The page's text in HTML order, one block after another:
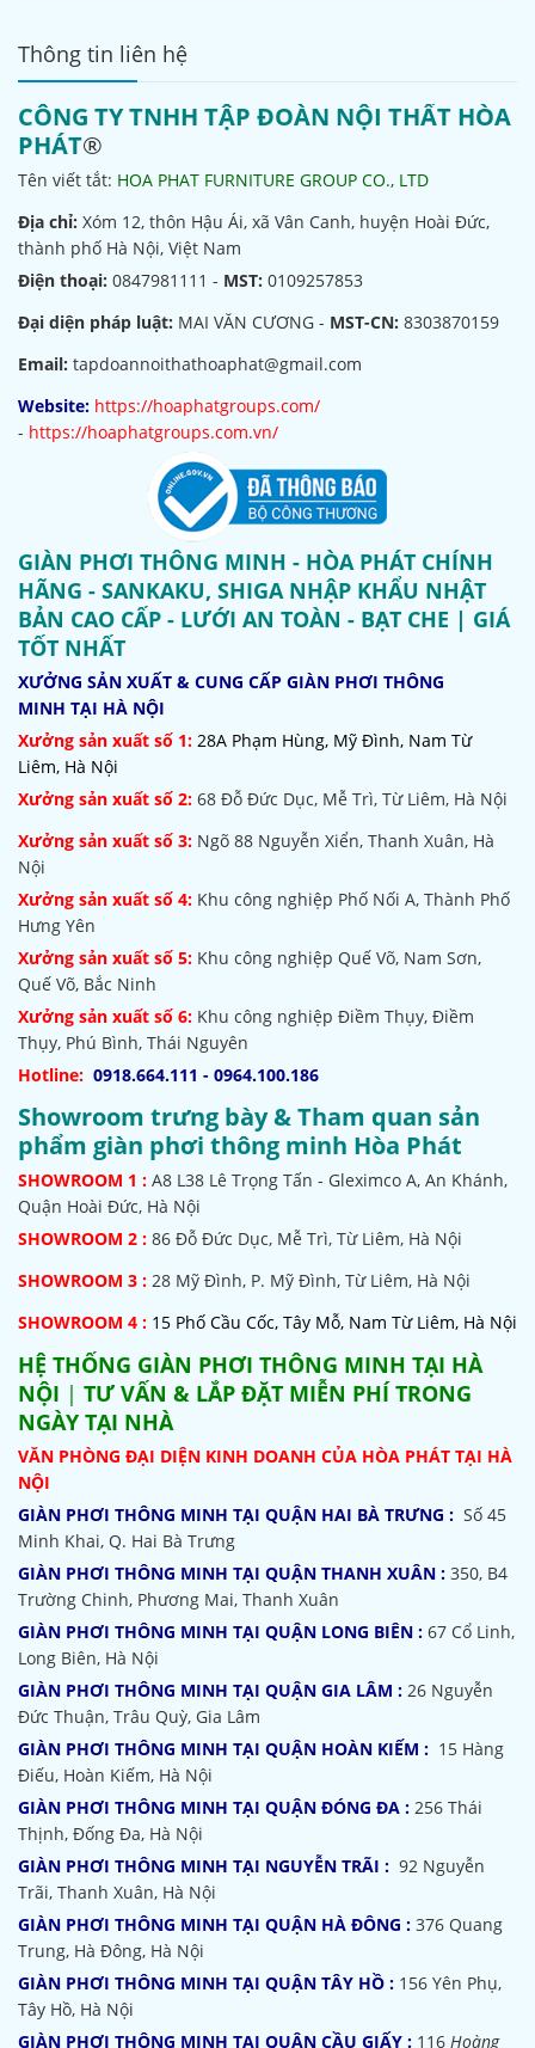
Thông tin liên hệ
CÔNG TY TNHH TẬP ĐOÀN NỘI THẤT HÒA
PHÁT®
Tên viết tắt: HOA PHAT FURNITURE GROUP CO., LTD
Địa chỉ: Xóm 12, thôn Hậu Ái, xã Vân Canh, huyện Hoài Đức,
thành phố Hà Nội, Việt Nam
Điện thoại: 0847981111 - MST: 0109257853
Đại diện pháp luật: MAI VĂN CƯƠNG - MST-CN: 8303870159
Email: tapdoannoithathoaphat@gmail.com
Website: https://hoaphatgroups.com/
- https://hoaphatgroups.com.vn/
GIÀN PHƠI THÔNG MINH - HÒA PHÁT CHÍNH
HÃNG - SANKAKU, SHIGA NHẬP KHẨU NHẬT
BẢN CAO CẤP - LƯỚI AN TOÀN - BẠT CHE | GIÁ
TỐT NHẤT
XƯỞNG SẢN XUẤT & CUNG CẤP GIÀN PHƠI THÔNG
MINH TẠI HÀ NỘI
Xưởng sản xuất số 1: 28A Phạm Hùng, Mỹ Đình, Nam Từ
Liêm, Hà Nội
Xưởng sản xuất số 2: 68 Đỗ Đức Dục, Mễ Trì, Từ Liêm, Hà Nội
Xưởng sản xuất số 3: Ngõ 88 Nguyễn Xiển, Thanh Xuân, Hà
Nội
Xưởng sản xuất số 4: Khu công nghiệp Phố Nối A, Thành Phố
Hưng Yên
Xưởng sản xuất số 5: Khu công nghiệp Quế Võ, Nam Sơn,
Quế Võ, Bắc Ninh
Xưởng sản xuất số 6: Khu công nghiệp Điềm Thụy, Điềm
Thụy, Phú Bình, Thái Nguyên
Hotline: 0918.664.111 - 0964.100.186
Showroom trưng bày & Tham quan sản
phẩm giàn phơi thông minh Hòa Phát
SHOWROOM 1 : A8 L38 Lê Trọng Tấn - Gleximco A, An Khánh,
Quận Hoài Đức, Hà Nội
SHOWROOM 2 : 86 Đỗ Đức Dục, Mễ Trì, Từ Liêm, Hà Nội
SHOWROOM 3 : 28 Mỹ Đình, P. Mỹ Đình, Từ Liêm, Hà Nội
SHOWROOM 4 : 15 Phố Cầu Cốc, Tây Mỗ, Nam Từ Liêm, Hà Nội
HỆ THỐNG GIÀN PHƠI THÔNG MINH TẠI HÀ
NỘI | TƯ VẤN & LẮP ĐẶT MIỄN PHÍ TRONG
NGÀY TẠI NHÀ
VĂN PHÒNG ĐẠI DIỆN KINH DOANH CỦA HÒA PHÁT TẠI HÀ
NỘI
GIÀN PHƠI THÔNG MINH TẠI QUẬN HAI BÀ TRƯNG : Số 45
Minh Khai, Q. Hai Bà Trưng
GIÀN PHƠI THÔNG MINH TẠI QUẬN THANH XUÂN : 350, B4
Trường Chinh, Phương Mai, Thanh Xuân
GIÀN PHƠI THÔNG MINH TẠI QUẬN LONG BIÊN : 67 Cổ Linh,
Long Biên, Hà Nội
GIÀN PHƠI THÔNG MINH TẠI QUẬN GIA LÂM : 26 Nguyễn
Đức Thuận, Trâu Quỳ, Gia Lâm
GIÀN PHƠI THÔNG MINH TẠI QUẬN HOÀN KIẾM : 15 Hàng
Điếu, Hoàn Kiếm, Hà Nội
GIÀN PHƠI THÔNG MINH TẠI QUẬN ĐÓNG ĐA : 256 Thái
Thịnh, Đống Đa, Hà Nội
GIÀN PHƠI THÔNG MINH TẠI NGUYỄN TRÃI : 92 Nguyễn
Trãi, Thanh Xuân, Hà Nội
GIÀN PHƠI THÔNG MINH TẠI QUẬN HÀ ĐÔNG : 376 Quang
Trung, Hà Đông, Hà Nội
GIÀN PHƠI THÔNG MINH TẠI QUẬN TÂY HỒ : 156 Yên Phụ,
Tây Hồ, Hà Nội
GIÀN PHƠI THÔNG MINH TẠI QUẬN CẦU GIẤY : 116 Hoàng